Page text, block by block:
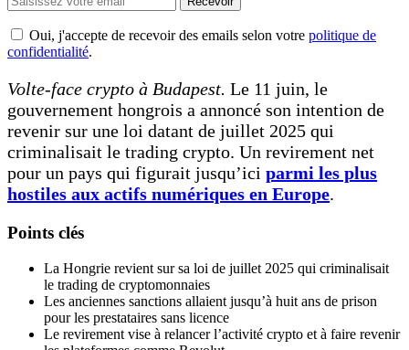
Oui, j'accepte de recevoir des emails selon votre politique de
confidentialité.
Volte-face crypto à Budapest. Le 11 juin, le
gouvernement hongrois a annoncé son intention de
revenir sur une loi datant de juillet 2025 qui
criminalisait le trading crypto. Un revirement net
pour un pays qui figurait jusqu’ici parmi les plus
hostiles aux actifs numériques en Europe.
Points clés
La Hongrie revient sur sa loi de juillet 2025 qui criminalisait
le trading de cryptomonnaies
Les anciennes sanctions allaient jusqu’à huit ans de prison
pour les prestataires sans licence
Le revirement vise à relancer l’activité crypto et à faire revenir